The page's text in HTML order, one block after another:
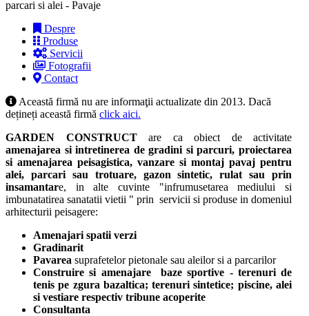
Despre
Produse
Servicii
Fotografii
Contact
Această firmă nu are informaţii actualizate din 2013. Dacă
dețineți această firmă click aici.
GARDEN CONSTRUCTare ca obiect de activitate
amenajarea si intretinerea de gradini si parcuri, proiectarea
si amenajarea peisagistica, vanzare si montaj pavaj pentru
alei, parcari sau trotuare, gazon sintetic, rulat sau prin
insamantare, in alte cuvinte "infrumusetarea mediului si
imbunatatirea sanatatii vietii " prin servicii si produse in domeniul
arhitecturii peisagere:
Amenajari spatii verzi
Gradinarit
Pavarea suprafetelor pietonale sau aleilor si a parcarilor
Construire si amenajare baze sportive - terenuri de
tenis pe zgura bazaltica; terenuri sintetice; piscine, alei
si vestiare respectiv tribune acoperite
Consultanta